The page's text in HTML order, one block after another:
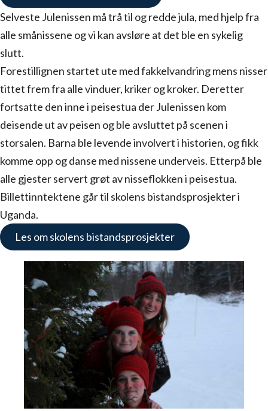
Selveste Julenissen må trå til og redde jula, med hjelp fra
alle smånissene og vi kan avsløre at det ble en sykelig
slutt.
Forestillignen startet ute med fakkelvandring mens nisser
tittet frem fra alle vinduer, kriker og kroker. Deretter
fortsatte den inne i peisestua der Julenissen kom
deisende ut av peisen og ble avsluttet på scenen i
storsalen. Barna ble levende involvert i historien, og fikk
komme opp og danse med nissene underveis. Etterpå ble
alle gjester servert grøt av nisseflokken i peisestua.
Billettinntektene går til skolens bistandsprosjekter i
Uganda.
Les om skolens bistandsprosjekter